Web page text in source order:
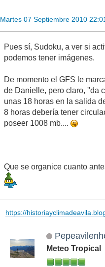
Martes 07 Septiembre 2010
Pues sí, Sudoku, a ver si
podemos tener imágenes.
De momento el GFS le
de Danielle, pero claro, ''da
unas 18 horas en la salida
8 horas debería tener
poseer 1008 mb....
Que se organice cuanto
https://
Meteo Tropical